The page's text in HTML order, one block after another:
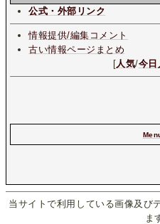
公式・外部リンク
情報提供/編集コメント
古い情報ページまとめ
[人気/今日
当サイトで利用している画像及び
ま